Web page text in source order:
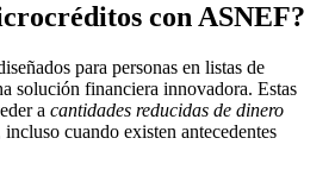
con ASNEF?
para personas en listas de
solución financiera innovadora. Estas
a cantidades reducidas de dinero
cuando existen antecedentes